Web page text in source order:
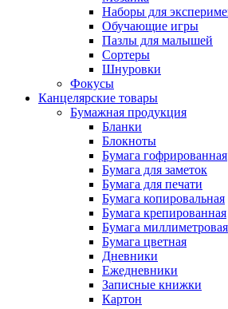
Наборы для
Обучающие игры
Пазлы для малышей
Сортеры
Шнуровки
Фокусы
Канцелярские товары
Бумажная продукция
Бланки
Блокноты
Бумага гофрированная
Бумага для заметок
Бумага для печати
Бумага копировальная
Бумага крепированная
Бумага миллиметровая
Бумага цветная
Дневники
Ежедневники
Записные книжки
Картон